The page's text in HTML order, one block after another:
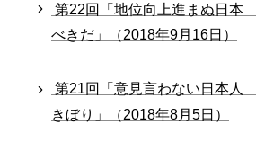
第22回「地位向上進まぬ日本
べきだ」（2018年9月16日）
第21回「意見言わない日本人
きぼり」（2018年8月5日）